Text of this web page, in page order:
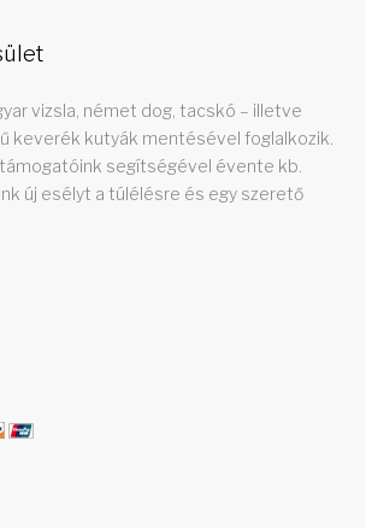
vizsla, német dog, tacskó – illetve
keverék kutyák mentésével foglalkozik.
segítségével évente kb.
új esélyt a túlélésre és egy szerető